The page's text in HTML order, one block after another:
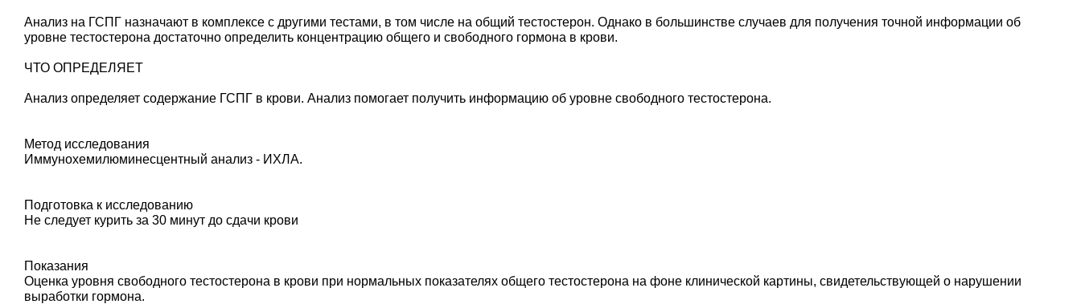
Анализ на ГСПГ назначают в комплексе с другими тестами, в том числе на общий тестостерон. Однако в большинстве случаев для получения точной информации об
уровне тестостерона достаточно определить концентрацию общего и свободного гормона в крови.
ЧТО ОПРЕДЕЛЯЕТ
Анализ определяет содержание ГСПГ в крови. Анализ помогает получить информацию об уровне свободного тестостерона.
Метод исследования
Иммунохемилюминесцентный анализ - ИХЛА.
Подготовка к исследованию
Не следует курить за 30 минут до сдачи крови
Показания
Оценка уровня свободного тестостерона в крови при нормальных показателях общего тестостерона на фоне клинической картины, свидетельствующей о нарушении
выработки гормона.